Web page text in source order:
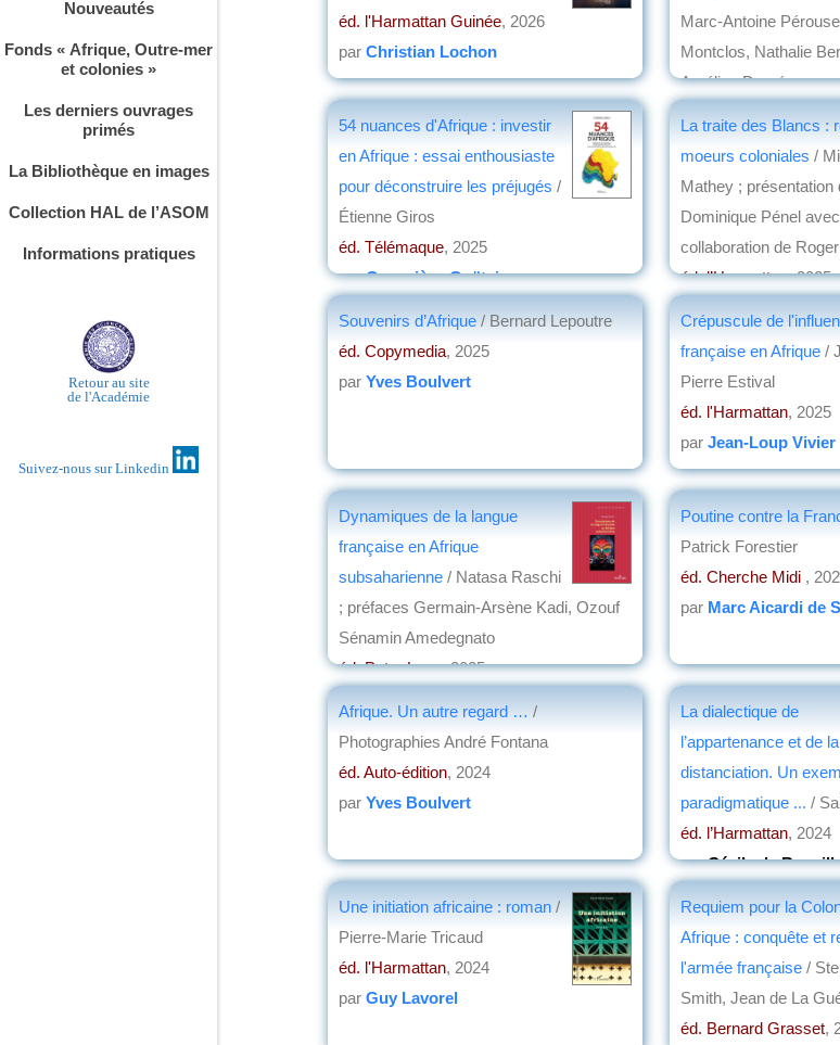
Nouveautés
Fonds « Afrique, Outre-mer
et colonies »
Les derniers ouvrages
primés
La Bibliothèque en images
Collection HAL de l’ASOM
Informations pratiques
Retour au site
de l'Académie
Suivez-nous sur Linkedin
éd. l'Harmattan Guinée, 2026
par Christian Lochon
Marc-Antoine
Montclos, Nathalie
Aurélien Dasré
éd. Maisonneuve &
54 nuances d'Afrique : investir
en Afrique : essai enthousiaste
pour déconstruire les préjugés /
Étienne Giros
éd. Télémaque, 2025
parGeneviève Goëtzinger
La traite des Blancs :
moeurs coloniales /
Mathey ; présentation
Dominique Pénel
collaboration de
éd. l’Harmattan, 2025
Souvenirs d’Afrique / Bernard Lepoutre
éd. Copymedia, 2025
par Yves Boulvert
Crépuscule de
française en Afrique /
Pierre Estival
éd. l'Harmattan, 2025
par Jean-Loup Vivier
Dynamiques de la langue
française en Afrique
subsaharienne / Natasa Raschi
; préfaces Germain-Arsène Kadi, Ozouf
Sénamin Amedegnato
éd. Peter Lang, 2025
Poutine contre la
Patrick Forestier
éd. Cherche Midi ,
par Marc Aicardi de
Afrique. Un autre regard … /
Photographies André Fontana
éd. Auto-édition, 2024
par Yves Boulvert
La dialectique de
l’appartenance et de la
distanciation. Un
paradigmatique ... /
éd. l’Harmattan, 2024
parCécile de
Une initiation africaine : roman /
Pierre-Marie Tricaud
éd. l'Harmattan, 2024
par Guy Lavorel
Requiem pour la
Afrique : conquête et
l'armée française /
Smith, Jean de La
éd. Bernard Grasset,